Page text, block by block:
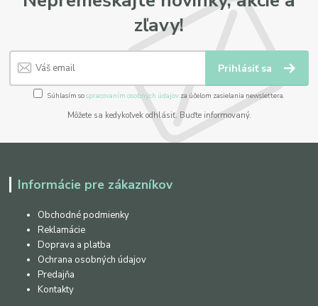
zľavy!
Prihlásiť sa
Súhlasím sospracovaním osobných údajov za účelom zasielania newslettera.
Môžete sa kedykoľvek odhlásiť. Buďte informovaný.
Informácie pre zákazníkov
Obchodné podmienky
Reklamácie
Doprava a platba
Ochrana osobných údajov
Predajňa
Kontakty